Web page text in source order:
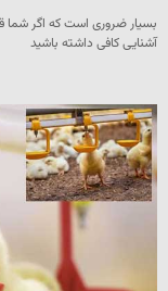
بسیار ضروری است که اگر شما
آشنایی کافی داشته باشید